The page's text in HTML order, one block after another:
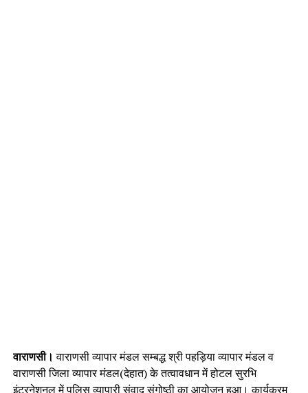
वाराणसी। वाराणसी व्यापार मंडल सम्बद्ध श्री पहड़िया व्यापार मंडल व
वाराणसी जिला व्यापार मंडल(देहात) के तत्वावधान में होटल सुरभि
इंटरनेशनल में पुलिस व्यापारी संवाद संगोष्ठी का आयोजन हुआ। कार्यक्रम